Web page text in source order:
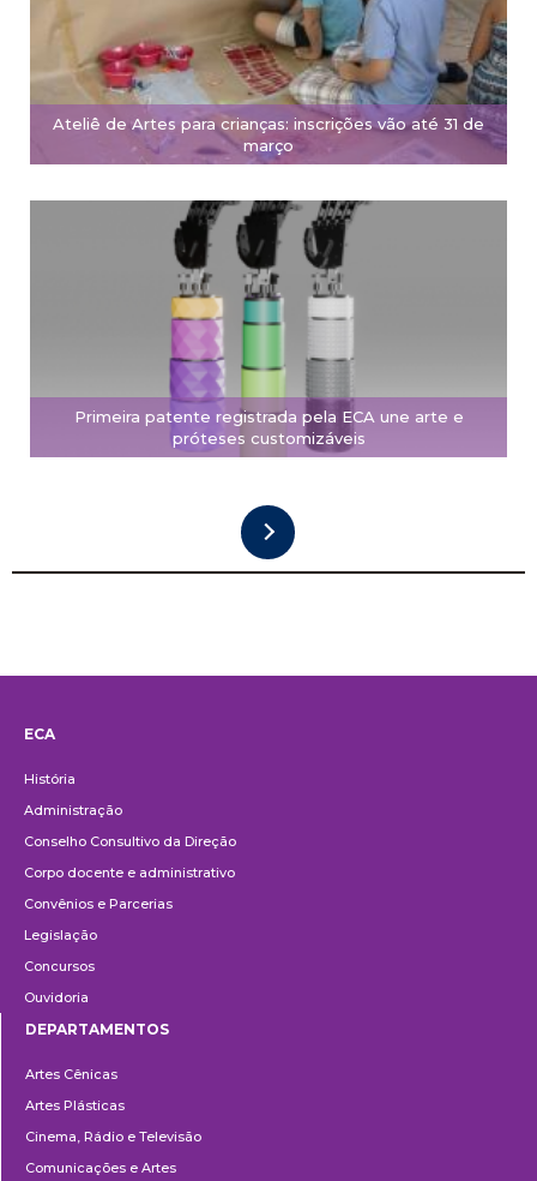
Ateliê de Artes para crianças: inscrições vão até 31 de
março
Primeira patente registrada pela ECA une arte e
próteses customizáveis
ECA
História
Administração
Conselho Consultivo da Direção
Corpo docente e administrativo
Convênios e Parcerias
Legislação
Concursos
Ouvidoria
DEPARTAMENTOS
Artes Cênicas
Artes Plásticas
Cinema, Rádio e Televisão
Comunicações e Artes